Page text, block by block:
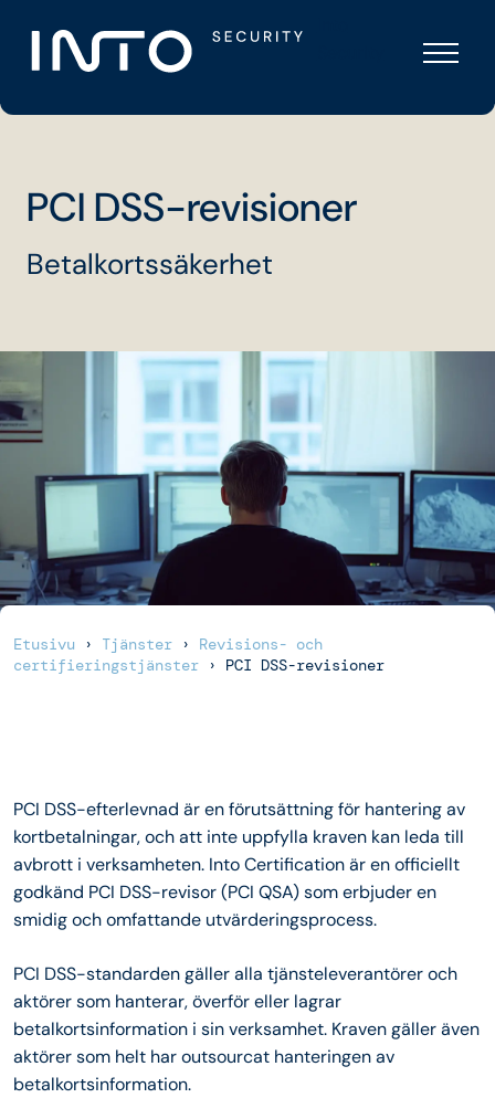
content
PCI DSS-revisioner
Betalkortssäkerhet
Etusivu › Tjänster › Revisions- och
certifieringstjänster › PCI DSS-revisioner
PCI DSS-efterlevnad är en förutsättning för hantering av
kortbetalningar, och att inte uppfylla kraven kan leda till
avbrott i verksamheten. Into Certification är en officiellt
godkänd PCI DSS-revisor (PCI QSA) som erbjuder en
smidig och omfattande utvärderingsprocess.
PCI DSS-standarden gäller alla tjänsteleverantörer och
aktörer som hanterar, överför eller lagrar
betalkortsinformation i sin verksamhet. Kraven gäller även
aktörer som helt har outsourcat hanteringen av
betalkortsinformation.